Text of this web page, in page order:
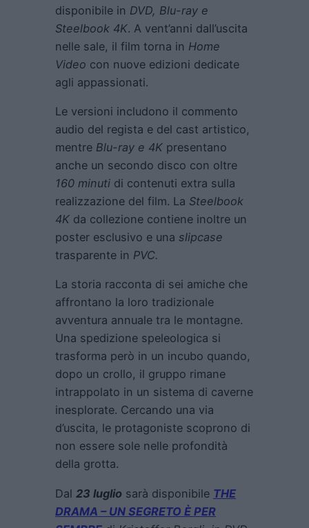
disponibile in DVD, Blu-ray e
Steelbook 4K. A vent’anni dall’uscita
nelle sale, il film torna in Home
Video con nuove edizioni dedicate
agli appassionati.
Le versioni includono il commento
audio del regista e del cast artistico,
mentre Blu-ray e 4K presentano
anche un secondo disco con oltre
160 minuti di contenuti extra sulla
realizzazione del film. La Steelbook
4K da collezione contiene inoltre un
poster esclusivo e una slipcase
trasparente in PVC.
La storia racconta di sei amiche che
affrontano la loro tradizionale
avventura annuale tra le montagne.
Una spedizione speleologica si
trasforma però in un incubo quando,
dopo un crollo, il gruppo rimane
intrappolato in un sistema di caverne
inesplorate. Cercando una via
d’uscita, le protagoniste scoprono di
non essere sole nelle profondità
della grotta.
Dal 23 luglio sarà disponibile THE
DRAMA – UN SEGRETO È PER